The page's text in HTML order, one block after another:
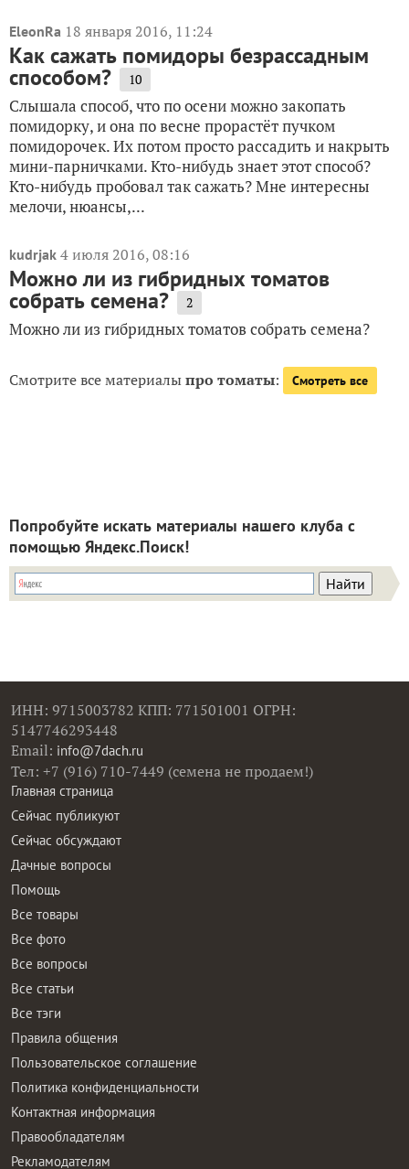
EleonRa 18 января 2016, 11:24
Как сажать помидоры безрассадным
способом? 10
Слышала способ, что по осени можно закопать
помидорку, и она по весне прорастёт пучком
помидорочек. Их потом просто рассадить и накрыть
мини-парничками. Кто-нибудь знает этот способ?
Кто-нибудь пробовал так сажать? Мне интересны
мелочи, нюансы,...
kudrjak 4 июля 2016, 08:16
Можно ли из гибридных томатов
собрать семена? 2
Можно ли из гибридных томатов собрать семена?
Смотрите все материалыпро томаты: Смотреть все
Попробуйте искать материалы нашего клуба с
помощью Яндекс.Поиск!
ИНН: 9715003782 КПП: 771501001 ОГРН:
5147746293448
Email: info@7dach.ru
Тел: +7 (916) 710-7449 (семена не продаем!)
Главная страница
Сейчас публикуют
Сейчас обсуждают
Дачные вопросы
Помощь
Все товары
Все фото
Все вопросы
Все статьи
Все тэги
Правила общения
Пользовательское соглашение
Политика конфиденциальности
Контактная информация
Правообладателям
Рекламодателям